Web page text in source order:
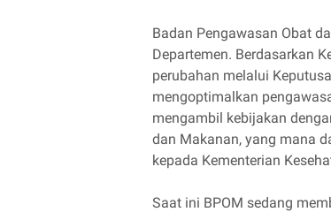
Badan Pengawasan Obat
Departemen. Berdasarkan
perubahan melalui
mengoptimalkan
mengambil kebijakan
dan Makanan, yang mana
kepada Kementerian
Saat ini BPOM sedang